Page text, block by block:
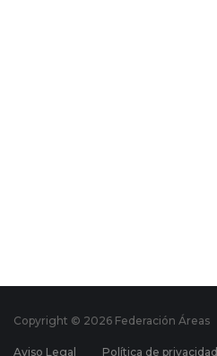
Copyright © 2026 Federación Áreas
Aviso Legal Política de privacidad